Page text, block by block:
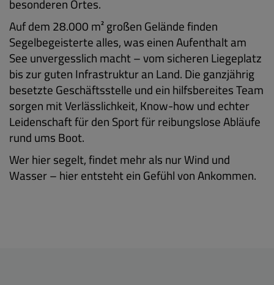
Auf dem 28.000 m² großen Gelände finden
Segelbegeisterte alles, was einen Aufenthalt am
See unvergesslich macht – vom sicheren Liegeplatz
bis zur guten Infrastruktur an Land. Die ganzjährig
besetzte Geschäftsstelle und ein hilfsbereites Team
sorgen mit Verlässlichkeit, Know-how und echter
Leidenschaft für den Sport für reibungslose Abläufe
rund ums Boot.
Wer hier segelt, findet mehr als nur Wind und
Wasser – hier entsteht ein Gefühl von Ankommen.